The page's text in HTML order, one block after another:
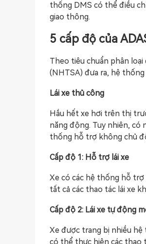
thống DMS có thể điều
giao thông.
5 cấp độ của
Theo tiêu chuẩn phân loại
(NHTSA) đưa ra, hệ
Lái xe thủ công
Hầu hết xe hơi trên thị
năng động. Tuy nhiên,
thống hỗ trợ không chủ
Cấp độ 1: Hỗ trợ lái xe
Xe có các hệ thống hỗ trợ
tất cả các thao tác lái xe
Cấp độ 2: Lái xe tự động
Xe được trang bị nhiều hệ
có thể thực hiện các thao